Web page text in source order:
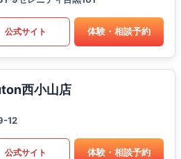
公式サイト 体験・相談予約
西小山店
12
公式サイト 体験・相談予約